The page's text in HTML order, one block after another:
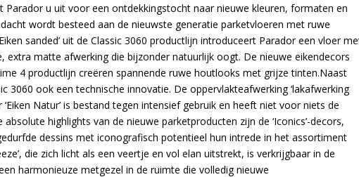
Parador u uit voor een ontdekkingstocht naar nieuwe kleuren, formaten en
wordt besteed aan de nieuwste generatie parketvloeren met ruwe
sanded’ uit de Classic 3060 productlijn introduceert Parador een vloer
extra matte afwerking die bijzonder natuurlijk oogt. De nieuwe eikendecors
4 productlijn creëren spannende ruwe houtlooks met grijze tinten.Naast
3060 ook een technische innovatie. De oppervlakteafwerking ‘lakafwerking
Natur’ is bestand tegen intensief gebruik en heeft niet voor niets de
highlights van de nieuwe parketproducten zijn de ‘Iconics’-decors,
dessins met iconografisch potentieel hun intrede in het assortiment
die zich licht als een veertje en vol elan uitstrekt, is verkrijgbaar in de
een harmonieuze metgezel in de ruimte die volledig nieuwe